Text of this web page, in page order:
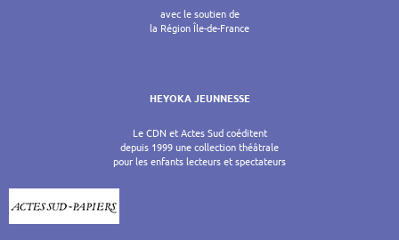
avec le soutien de
la Région Île-de-France
HEYOKA JEUNNESSE
Le CDN et Actes Sud coéditent
depuis 1999 une collection théâtrale
pour les enfants lecteurs et spectateurs